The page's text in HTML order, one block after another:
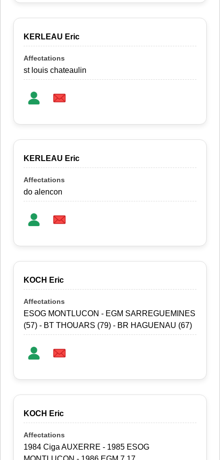
KERLEAU Eric
st louis chateaulin
KERLEAU Eric
do alencon
KOCH Eric
ESOG MONTLUCON - EGM SARREGUEMINES
(57) - BT THOUARS (79) - BR HAGUENAU (67)
KOCH Eric
1984 Ciga AUXERRE - 1985 ESOG